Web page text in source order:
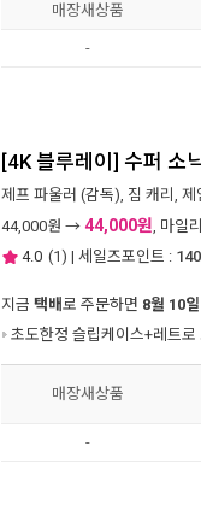
매장새상품
-
[4K 블루레이] 수퍼 소
제프 파울러 (감독), 짐 캐리 , 제
44,000원 → 44,000원, 마일
4.0 (1) | 세일즈포인트 : 140
지금 택배로 주문하면 8월 10
초도한정 슬립케이스+레트
매장새상품
-